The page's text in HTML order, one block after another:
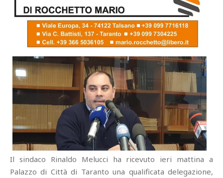
Il sindaco Rinaldo Melucci ha ricevuto ieri mattina a
Palazzo di Città di Taranto una qualificata delegazione,